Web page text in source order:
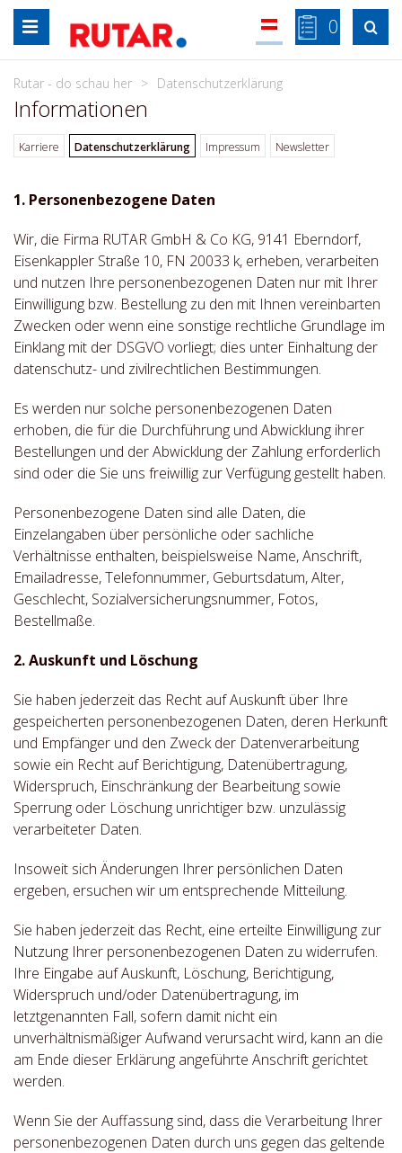
Zum
Inhalt
0 
Rutar - do schau her Datenschutzerklärung
1. Personenbezogene Daten
Wir, die Firma RUTAR GmbH & Co KG, 9141 Eberndorf,
Eisenkappler Straße 10, FN 20033 k, erheben, verarbeiten
und nutzen Ihre personenbezogenen Daten nur mit Ihrer
Einwilligung bzw. Bestellung zu den mit Ihnen vereinbarten
Zwecken oder wenn eine sonstige rechtliche Grundlage im
Einklang mit der DSGVO vorliegt; dies unter Einhaltung der
datenschutz- und zivilrechtlichen Bestimmungen.
Es werden nur solche personenbezogenen Daten
erhoben, die für die Durchführung und Abwicklung ihrer
Bestellungen und der Abwicklung der Zahlung erforderlich
sind oder die Sie uns freiwillig zur Verfügung gestellt haben.
Personenbezogene Daten sind alle Daten, die
Einzelangaben über persönliche oder sachliche
Verhältnisse enthalten, beispielsweise Name, Anschrift,
Emailadresse, Telefonnummer, Geburtsdatum, Alter,
Geschlecht, Sozialversicherungsnummer, Fotos,
Bestellmaße.
2. Auskunft und Löschung
Sie haben jederzeit das Recht auf Auskunft über Ihre
gespeicherten personenbezogenen Daten, deren Herkunft
und Empfänger und den Zweck der Datenverarbeitung
sowie ein Recht auf Berichtigung, Datenübertragung,
Widerspruch, Einschränkung der Bearbeitung sowie
Sperrung oder Löschung unrichtiger bzw. unzulässig
verarbeiteter Daten.
Insoweit sich Änderungen Ihrer persönlichen Daten
ergeben, ersuchen wir um entsprechende Mitteilung.
Sie haben jederzeit das Recht, eine erteilte Einwilligung zur
Nutzung Ihrer personenbezogenen Daten zu widerrufen.
Ihre Eingabe auf Auskunft, Löschung, Berichtigung,
Widerspruch und/oder Datenübertragung, im
letztgenannten Fall, sofern damit nicht ein
unverhältnismäßiger Aufwand verursacht wird, kann an die
am Ende dieser Erklärung angeführte Anschrift gerichtet
werden.
Wenn Sie der Auffassung sind, dass die Verarbeitung Ihrer
personenbezogenen Daten durch uns gegen das geltende
Informationen
Karriere Datenschutzerklärung Impressum Newsletter